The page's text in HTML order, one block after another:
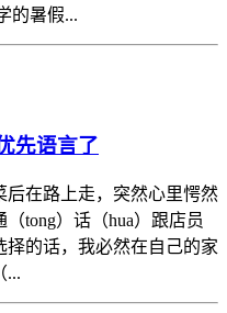
的暑假...
先语言了
后在路上走，突然心里愕然
tong）话（hua）跟店员
的话，我必然在自己的家
...